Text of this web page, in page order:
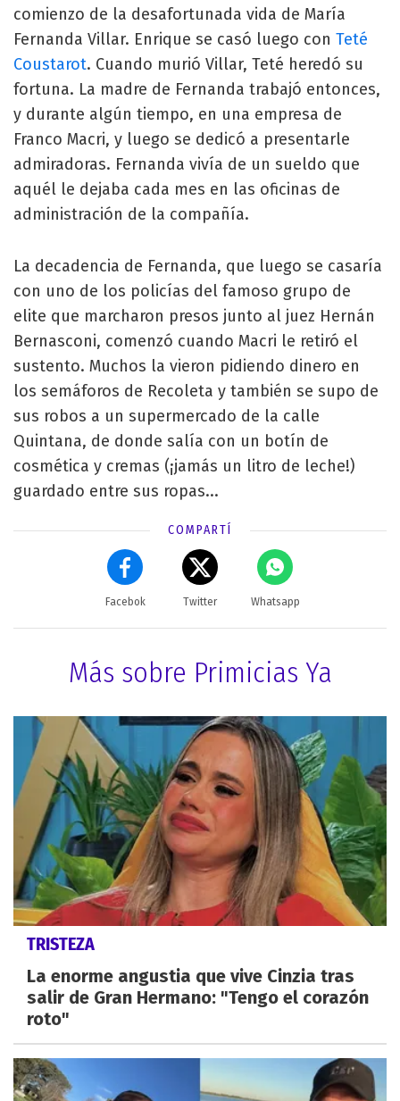
comienzo de la desafortunada vida de María
Fernanda Villar. Enrique se casó luego con Teté
Coustarot. Cuando murió Villar, Teté heredó su
fortuna. La madre de Fernanda trabajó entonces,
y durante algún tiempo, en una empresa de
Franco Macri, y luego se dedicó a presentarle
admiradoras. Fernanda vivía de un sueldo que
aquél le dejaba cada mes en las oficinas de
administración de la compañía.
La decadencia de Fernanda, que luego se casaría
con uno de los policías del famoso grupo de
elite que marcharon presos junto al juez Hernán
Bernasconi, comenzó cuando Macri le retiró el
sustento. Muchos la vieron pidiendo dinero en
los semáforos de Recoleta y también se supo de
sus robos a un supermercado de la calle
Quintana, de donde salía con un botín de
cosmética y cremas (¡jamás un litro de leche!)
guardado entre sus ropas...
COMPARTÍ
Facebok Twitter Whatsapp
Más sobre Primicias Ya
TRISTEZA
La enorme angustia que vive Cinzia tras
salir de Gran Hermano: "Tengo el corazón
roto"